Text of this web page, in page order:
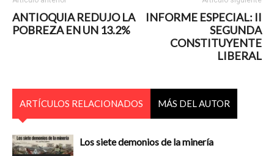
ANTIOQUIA REDUJO LA
POBREZA EN UN 13.2%
INFORME ESPECIAL: II
SEGUNDA
CONSTITUYENTE
LIBERAL
ARTÍCULOS RELACIONADOS MÁS DEL AUTOR
Los siete demonios de la minería